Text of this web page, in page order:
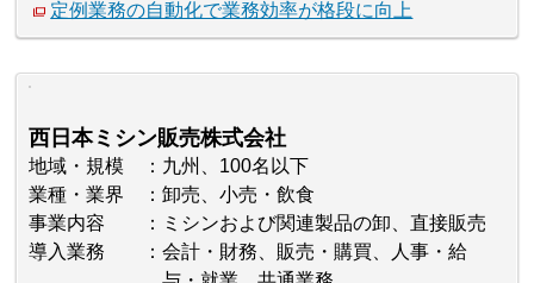
定例業務の自動化で業務効率が格段に向上
西日本ミシン販売株式会社
地域・規模
九州、100名以下
業種・業界
卸売、小売・飲食
事業内容
ミシンおよび関連製品の卸、直接販売
導入業務
会計・財務、販売・購買、人事・給